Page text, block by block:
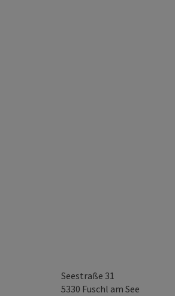
Seestraße 31
5330 Fuschl am See